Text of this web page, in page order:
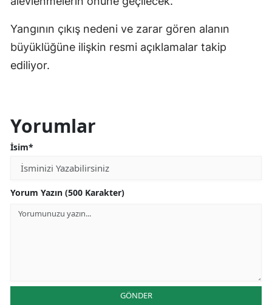
Yangının çıkış nedeni ve zarar gören alanın
büyüklüğüne ilişkin resmi açıklamalar takip
ediliyor.
Yorumlar
İsim*
Yorum Yazın (500 Karakter)
GÖNDER